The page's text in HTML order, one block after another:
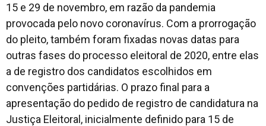
15 e 29 de novembro, em razão da pandemia
provocada pelo novo coronavírus. Com a prorrogação
do pleito, também foram fixadas novas datas para
outras fases do processo eleitoral de 2020, entre elas
a de registro dos candidatos escolhidos em
convenções partidárias. O prazo final para a
apresentação do pedido de registro de candidatura na
Justiça Eleitoral, inicialmente definido para 15 de